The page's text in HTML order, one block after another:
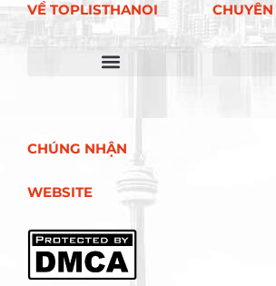
VỀ TOPLISTHANOI
CHÚNG NHẬN
WEBSITE